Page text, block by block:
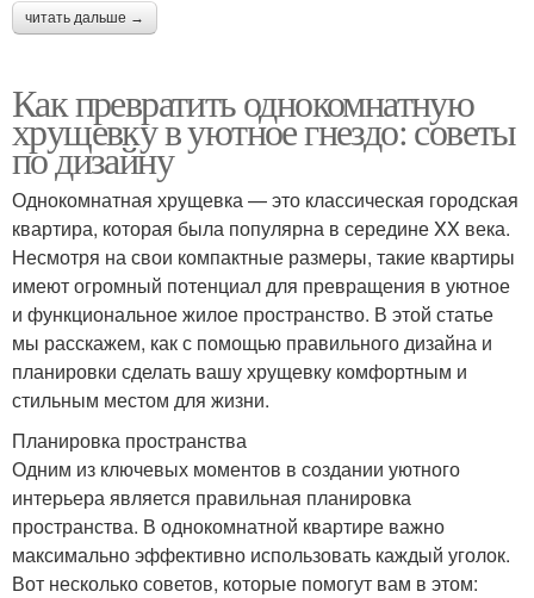
читать дальше →
Как превратить однокомнатную
хрущевку в уютное гнездо: советы
по дизайну
Однокомнатная хрущевка — это классическая городская
квартира, которая была популярна в середине XX века.
Несмотря на свои компактные размеры, такие квартиры
имеют огромный потенциал для превращения в уютное
и функциональное жилое пространство. В этой статье
мы расскажем, как с помощью правильного дизайна и
планировки сделать вашу хрущевку комфортным и
стильным местом для жизни.
Планировка пространства
Одним из ключевых моментов в создании уютного
интерьера является правильная планировка
пространства. В однокомнатной квартире важно
максимально эффективно использовать каждый уголок.
Вот несколько советов, которые помогут вам в этом: